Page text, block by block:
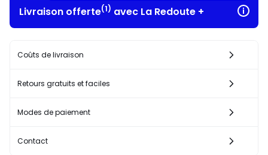
Livraison offerte(1) avec La Redoute +
Coûts de livraison
Retours gratuits et faciles
Modes de paiement
Contact